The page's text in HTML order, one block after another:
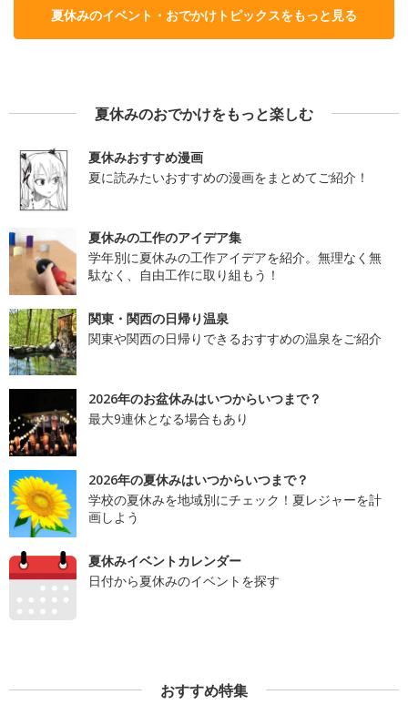
夏休みのイベント・おでかけトピックスをもっと見る
夏休みのおでかけをもっと楽しむ
夏休みおすすめ漫画
夏に読みたいおすすめの漫画をまとめてご紹介！
夏休みの工作のアイデア集
学年別に夏休みの工作アイデアを紹介。無理なく無
駄なく、自由工作に取り組もう！
関東・関西の日帰り温泉
関東や関西の日帰りできるおすすめの温泉をご紹介
2026年のお盆休みはいつからいつまで？
最大9連休となる場合もあり
2026年の夏休みはいつからいつまで？
学校の夏休みを地域別にチェック！夏レジャーを計
画しよう
夏休みイベントカレンダー
日付から夏休みのイベントを探す
おすすめ特集